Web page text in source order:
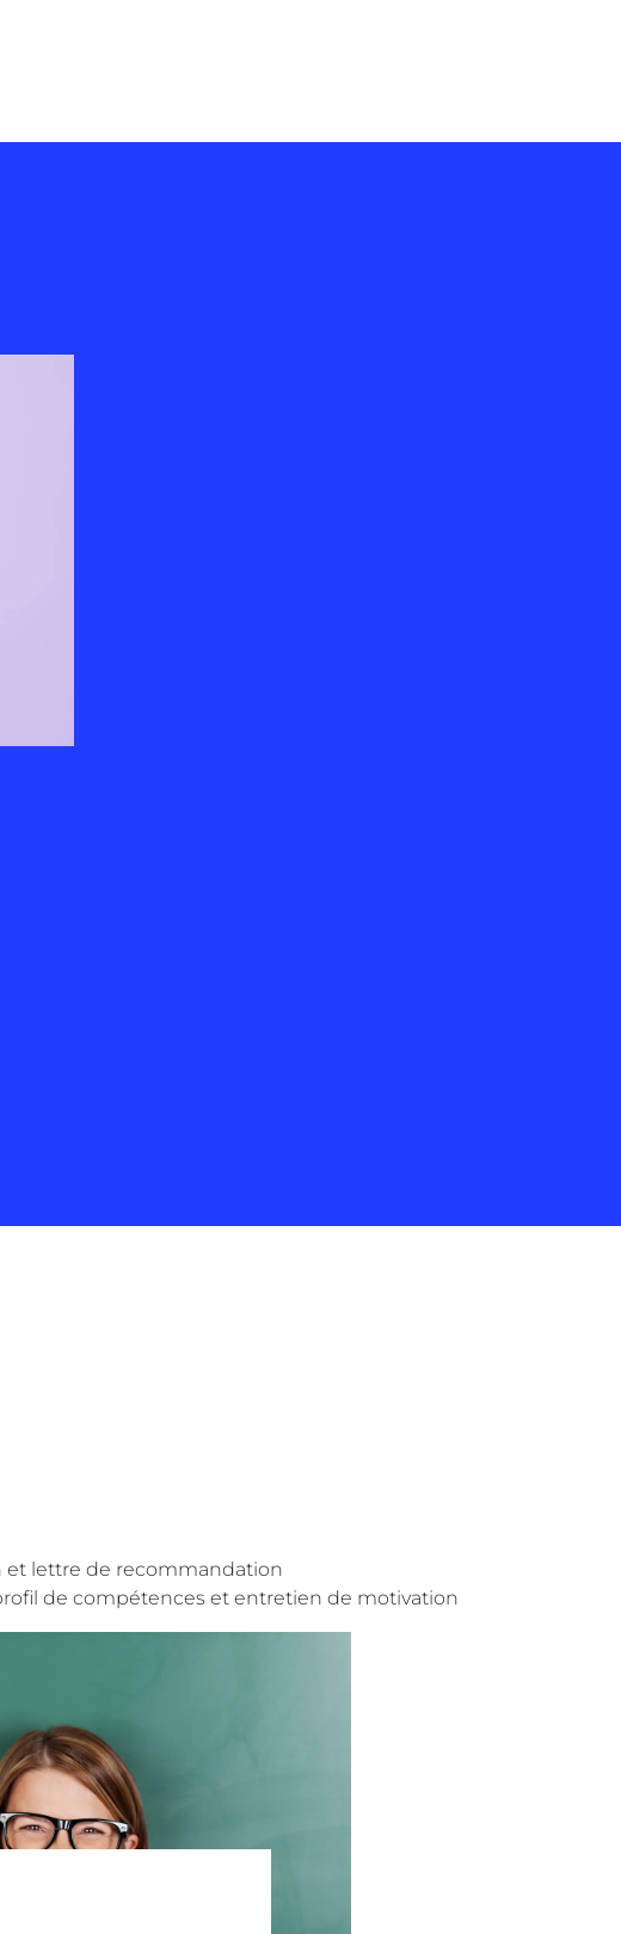
et lettre de recommandation
de compétences et entretien de motivation